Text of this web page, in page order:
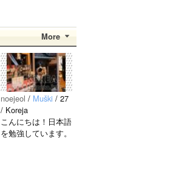
More
noejeol / Muški / 27
/ Koreja
こんにちは！日本語
を勉強しています。